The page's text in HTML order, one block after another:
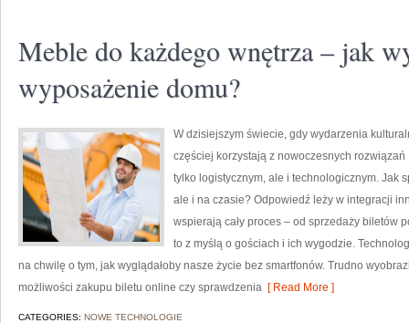
Meble do każdego wnętrza – jak
wyposażenie domu?
W dzisiejszym świecie, gdy wydarzenia
częściej korzystają z nowoczesnych
tylko logistycznym, ale i technologicznym. Jak
ale i na czasie? Odpowiedź leży w integracji
wspierają cały proces – od sprzedaży biletów
to z myślą o gościach i ich wygodzie.
na chwilę o tym, jak wyglądałoby nasze życie bez smartfonów. Trudno
możliwości zakupu biletu online czy sprawdzenia [ Read More ]
CATEGORIES: NOWE TECHNOLOGIE